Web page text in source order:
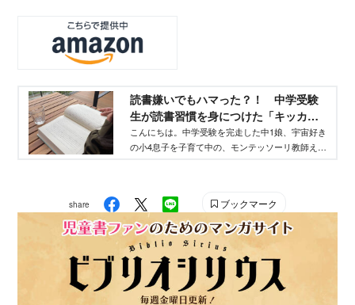
読書嫌いでもハマった？！ 中学受験
生が読書習慣を身につけた「キッカケ
の1冊」はこれ！ - with class -講談社
公式- 家族の時間をもっと楽しく
こんにちは。中学受験を完走した中1娘、宇宙好き
の小4息子を子育て中の、モンテッソーリ教師えり
回は国語力の基礎となる「読書」について、
Instagramでフォロワーの皆さんに聞いた「中学受
験生がリアルに読んでハマった本」を紹介してき
ます！
share ブックマーク